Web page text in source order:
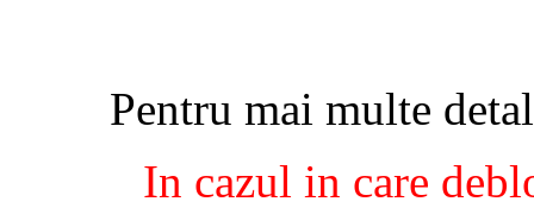
Pentru mai multe
In cazul in care